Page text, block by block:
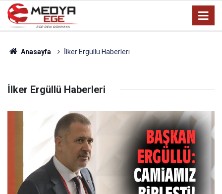
Anasayfa İlker Ergüllü Haberleri
İlker Ergüllü Haberleri